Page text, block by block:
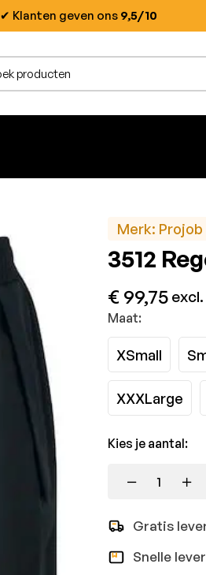
✔ Klanten geven ons 9,5/10
Merk: Projob
3512
€ 99,75
Maat:
XSmall
XXXLarge
Kies je aantal:
Gratis
Snelle